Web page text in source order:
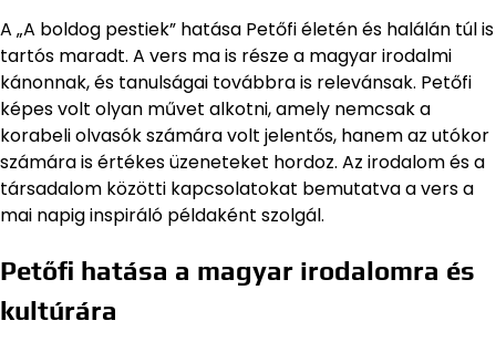
A „A boldog pestiek” hatása Petőfi életén és halálán túl is
tartós maradt. A vers ma is része a magyar irodalmi
kánonnak, és tanulságai továbbra is relevánsak. Petőfi
képes volt olyan művet alkotni, amely nemcsak a
korabeli olvasók számára volt jelentős, hanem az utókor
számára is értékes üzeneteket hordoz. Az irodalom és a
társadalom közötti kapcsolatokat bemutatva a vers a
mai napig inspiráló példaként szolgál.
Petőfi hatása a magyar irodalomra és
kultúrára